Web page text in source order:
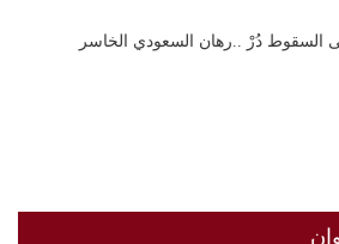
السقوط دُرْ ..رهان السعودي الخاسر